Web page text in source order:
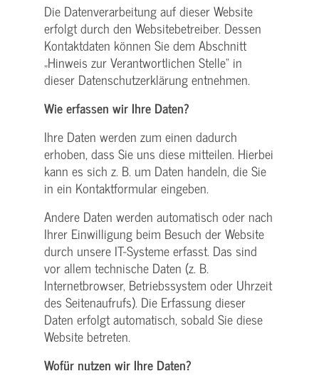
Die Datenverarbeitung auf dieser Website
erfolgt durch den Websitebetreiber. Dessen
Kontaktdaten können Sie dem Abschnitt
„Hinweis zur Verantwortlichen Stelle“ in
dieser Datenschutzerklärung entnehmen.
Wie erfassen wir Ihre Daten?
Ihre Daten werden zum einen dadurch
erhoben, dass Sie uns diese mitteilen. Hierbei
kann es sich z. B. um Daten handeln, die Sie
in ein Kontaktformular eingeben.
Andere Daten werden automatisch oder nach
Ihrer Einwilligung beim Besuch der Website
durch unsere IT-Systeme erfasst. Das sind
vor allem technische Daten (z. B.
Internetbrowser, Betriebssystem oder Uhrzeit
des Seitenaufrufs). Die Erfassung dieser
Daten erfolgt automatisch, sobald Sie diese
Website betreten.
Wofür nutzen wir Ihre Daten?